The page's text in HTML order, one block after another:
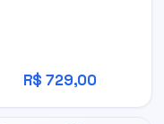
R$ 729,00